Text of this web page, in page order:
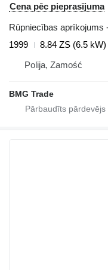
Cena pēc pieprasījuma
Rūpniecības aprīkojums
1999
8.84 ZS (6.5 kW)
Polija, Zamość
BMG Trade